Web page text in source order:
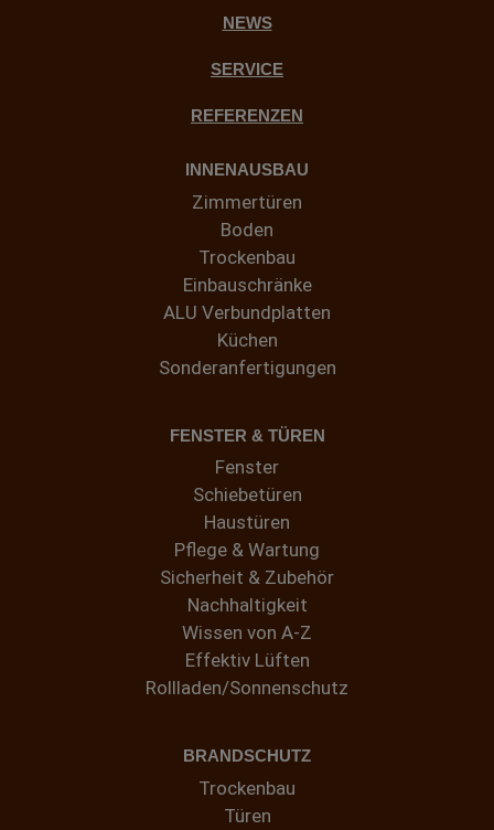
NEWS
SERVICE
REFERENZEN
INNENAUSBAU
Zimmertüren
Boden
Trockenbau
Einbauschränke
ALU Verbundplatten
Küchen
Sonderanfertigungen
FENSTER & TÜREN
Fenster
Schiebetüren
Haustüren
Pflege & Wartung
Sicherheit & Zubehör
Nachhaltigkeit
Wissen von A-Z
Effektiv Lüften
Rollladen/Sonnenschutz
BRANDSCHUTZ
Trockenbau
Türen